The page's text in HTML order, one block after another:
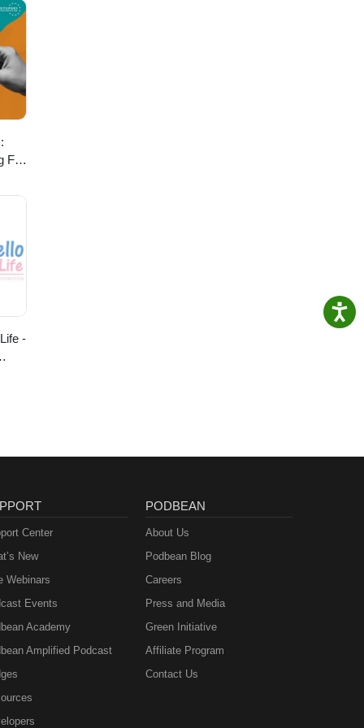
For
-
Center
New
Webinars
Events
Academy
Amplified Podcast
PODBEAN
About Us
Podbean Blog
Careers
Press and Media
Green Initiative
Affiliate Program
Contact Us